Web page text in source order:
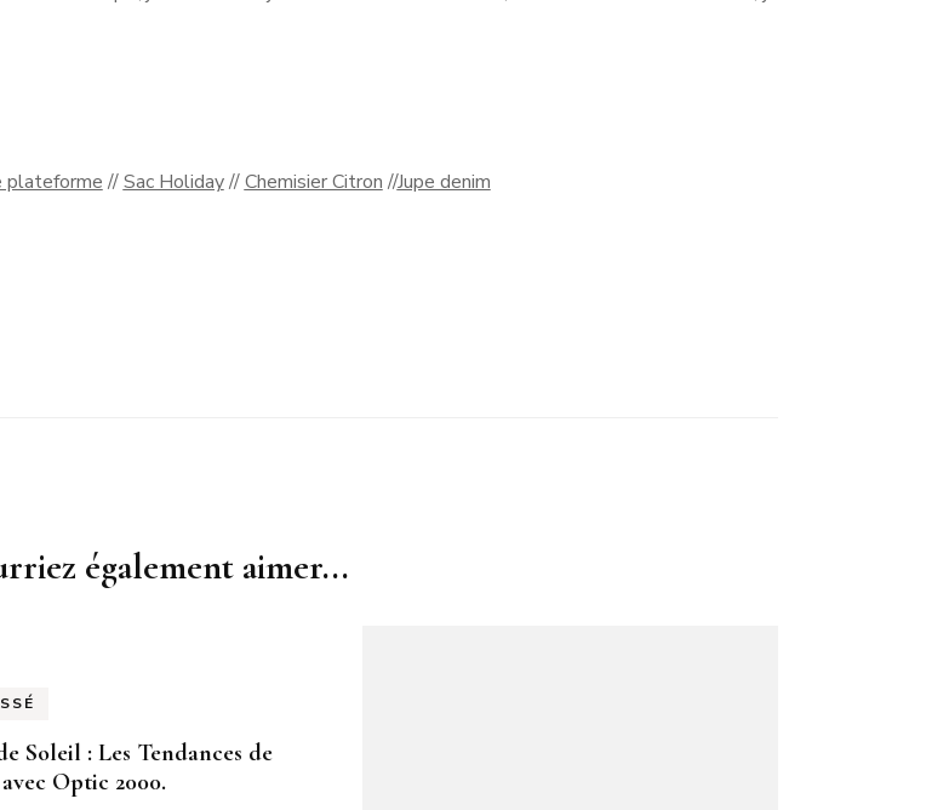
plateforme //Sac Holiday//Chemisier Citron //Jupe denim
également aimer...
Soleil : Les Tendances de
avec Optic 2000.